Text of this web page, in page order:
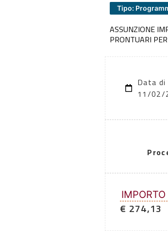
Tipo:
ASSUNZIONE
PRONTUARI
Data di
11/02/
€ 274,13